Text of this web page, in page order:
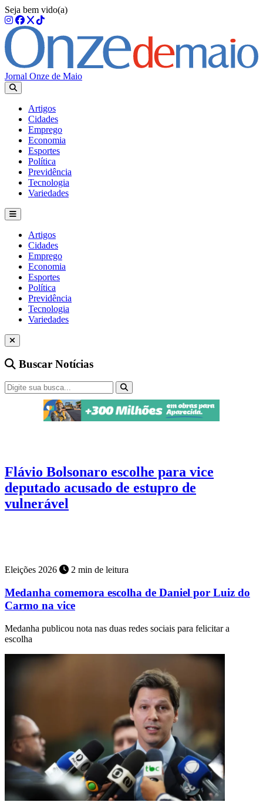
Seja bem vido(a)
Jornal Onze de Maio
Artigos
Cidades
Emprego
Economia
Esportes
Política
Previdência
Tecnologia
Variedades
Artigos
Cidades
Emprego
Economia
Esportes
Política
Previdência
Tecnologia
Variedades
Buscar Notícias
Flávio Bolsonaro escolhe para vice
deputado acusado de estupro de
vulnerável
Eleições 2026 2 min de leitura
Medanha comemora escolha de Daniel por Luiz do
Carmo na vice
Medanha publicou nota nas duas redes sociais para felicitar a
escolha